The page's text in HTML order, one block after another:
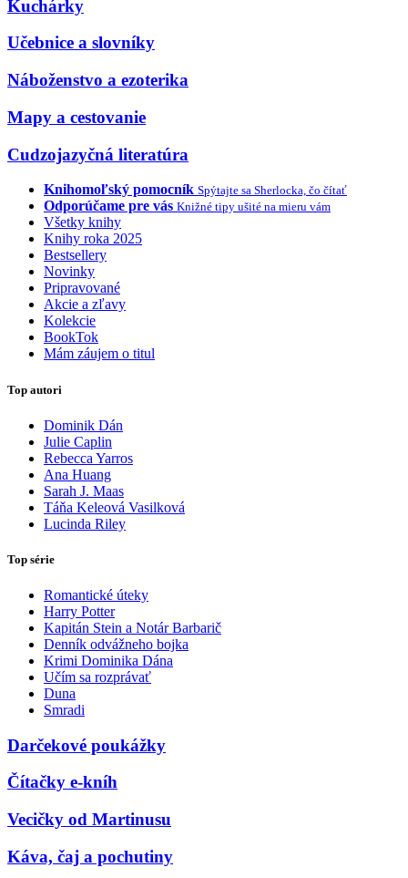
Kuchárky
Učebnice a slovníky
Náboženstvo a ezoterika
Mapy a cestovanie
Cudzojazyčná literatúra
Knihomoľský pomocník Spýtajte sa Sherlocka, čo čítať
Odporúčame pre vás Knižné tipy ušité na mieru vám
Všetky knihy
Knihy roka 2025
Bestsellery
Novinky
Pripravované
Akcie a zľavy
Kolekcie
BookTok
Mám záujem o titul
Top autori
Dominik Dán
Julie Caplin
Rebecca Yarros
Ana Huang
Sarah J. Maas
Táňa Keleová Vasilková
Lucinda Riley
Top série
Romantické úteky
Harry Potter
Kapitán Stein a Notár Barbarič
Denník odvážneho bojka
Krimi Dominika Dána
Učím sa rozprávať
Duna
Smradi
Darčekové poukážky
Čítačky e-kníh
Vecičky od Martinusu
Káva, čaj a pochutiny